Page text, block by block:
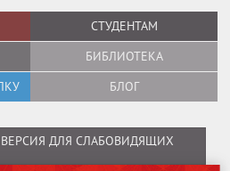
СТУДЕНТАМ
БИБЛИОТЕКА
БЛОГ
ВЕРСИЯ ДЛЯ СЛАБОВИДЯЩИХ